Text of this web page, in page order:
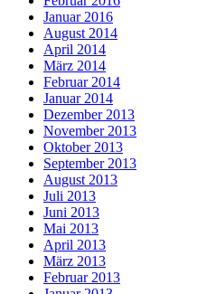
Januar 2016
August 2014
April 2014
März 2014
Februar 2014
Januar 2014
Dezember 2013
November 2013
Oktober 2013
September 2013
August 2013
Juli 2013
Juni 2013
Mai 2013
April 2013
März 2013
Februar 2013